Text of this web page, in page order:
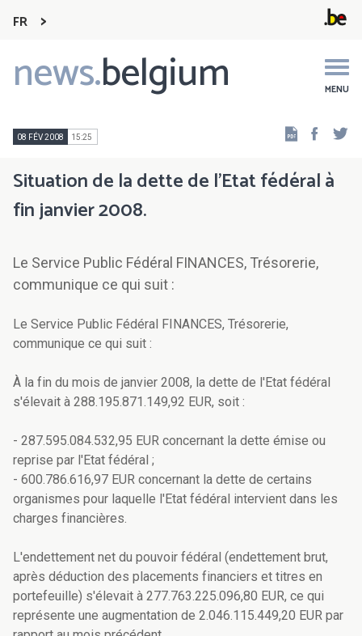
FR
news.belgium MENU
Main
navigation
08 FÉV 2008 15:25
Situation de la dette de l'Etat fédéral à
fin janvier 2008.
Le Service Public Fédéral FINANCES, Trésorerie,
communique ce qui suit :
Le Service Public Fédéral FINANCES, Trésorerie,
communique ce qui suit :
À la fin du mois de janvier 2008, la dette de l'Etat fédéral
s'élevait à 288.195.871.149,92 EUR, soit :
- 287.595.084.532,95 EUR concernant la dette émise ou
reprise par l'Etat fédéral ;
- 600.786.616,97 EUR concernant la dette de certains
organismes pour laquelle l'Etat fédéral intervient dans les
charges financières.
L'endettement net du pouvoir fédéral (endettement brut,
après déduction des placements financiers et titres en
portefeuille) s'élevait à 277.763.225.096,80 EUR, ce qui
représente une augmentation de 2.046.115.449,20 EUR par